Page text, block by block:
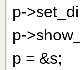
p-
p-
p = &s;